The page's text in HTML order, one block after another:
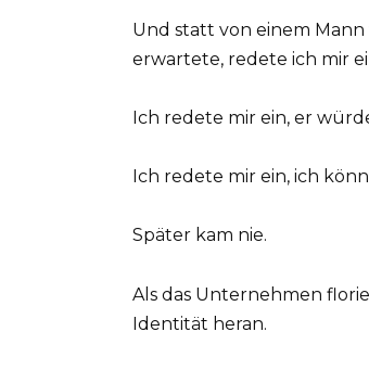
Und statt von einem
erwartete, redete ich mir
Ich redete mir ein, er
Ich redete mir ein, ich
Später kam nie.
Als das Unternehmen
Identität heran.